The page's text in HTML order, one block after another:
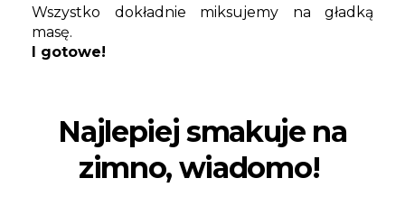
Wszystko dokładnie miksujemy na gładką
masę.
I gotowe!
Najlepiej smakuje na
zimno, wiadomo!